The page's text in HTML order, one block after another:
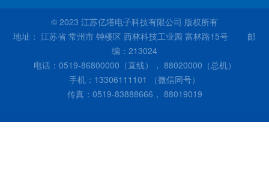
© 2023 江苏亿塔电子科技有限公司 版权所有
地址： 江苏省 常州市 钟楼区 西林科技工业园 富林路15号 邮
编：213024
电话：0519-86800000（直线）， 88020000（总机）
手机：13306111101 （微信同号）
传真：0519-83888666， 88019019